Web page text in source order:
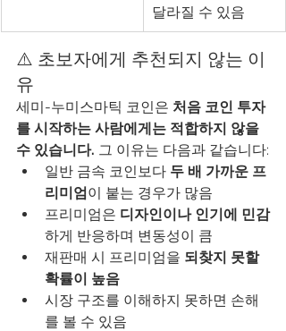
달라질 수 있음
⚠️ 초보자에게 추천되지 않는 이
유
세미-누미스마틱 코인은 처음 코인 투자
를 시작하는 사람에게는 적합하지 않을
수 있습니다. 그 이유는 다음과 같습니다:
일반 금속 코인보다 두 배 가까운 프
리미엄이 붙는 경우가 많음
프리미엄은 디자인이나 인기에 민감
하게 반응하며 변동성이 큼
재판매 시 프리미엄을 되찾지 못할
확률이 높음
시장 구조를 이해하지 못하면 손해
를 볼 수 있음